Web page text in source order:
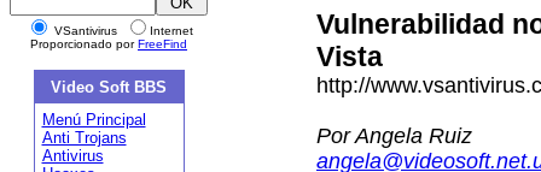
VSantivirus
Internet
Proporcionado porFreeFind
Video Soft BBS
Menú Principal
Anti Trojans
Antivirus
Vulnerabilidad
Vista
http://
Por Angela Ruiz